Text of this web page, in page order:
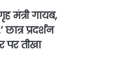
मंत्री गायब,
प्रदर्शन
पर तीखा